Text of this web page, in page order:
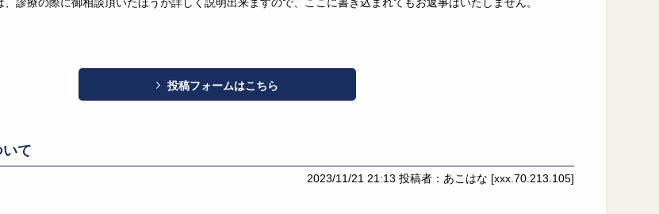
投稿フォームはこちら
て
2023/11/21 21:13 投稿者：あこはな [xxx.70.213.105]